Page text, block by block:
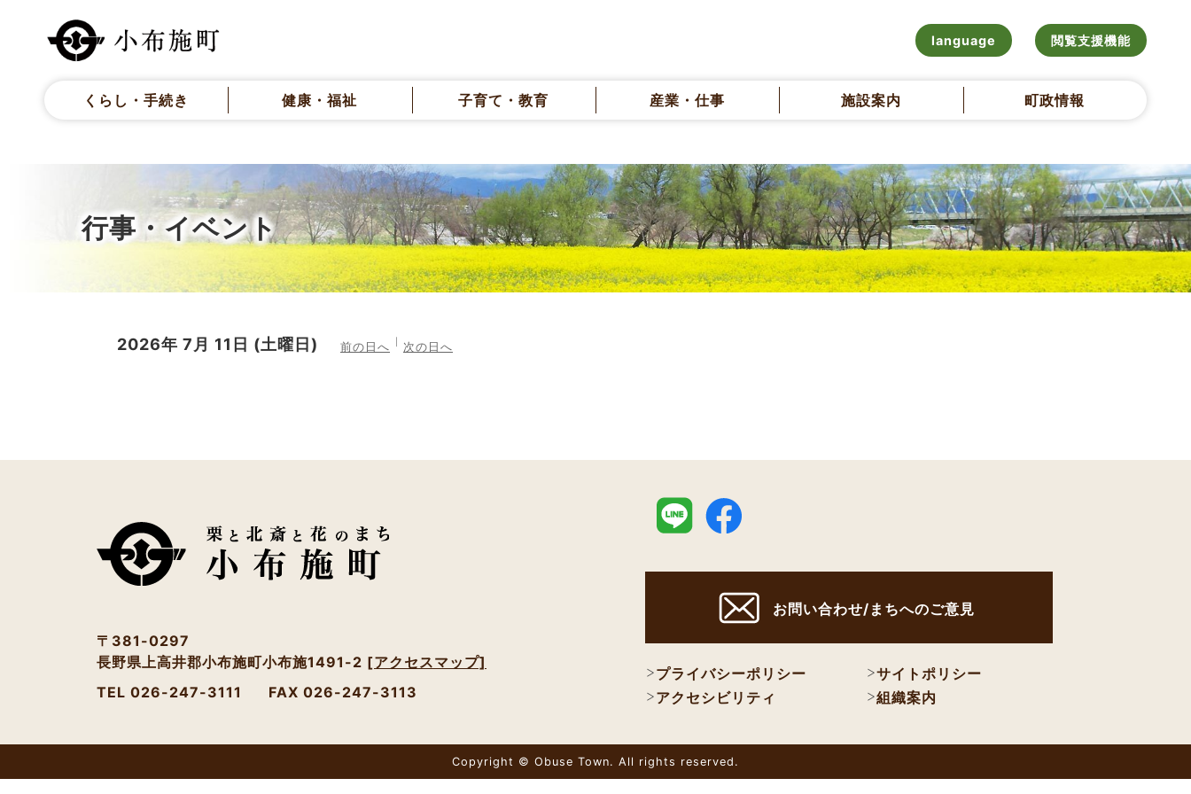
language 閲覧支援機能
くらし・手続き 健康・福祉 子育て・教育 産業・仕事 施設案内 町政情報
行事・イベント
2026年 7月 11日 (土曜日) 前の日へ 次の日へ
〒381-0297
長野県上高井郡小布施町小布施1491-2 [アクセスマップ]
TEL 026-247-3111
FAX 026-247-3113
お問い合わせ/まちへのご意見
プライバシーポリシー
サイトポリシー
アクセシビリティ
組織案内
Copyright © Obuse Town. All rights reserved.